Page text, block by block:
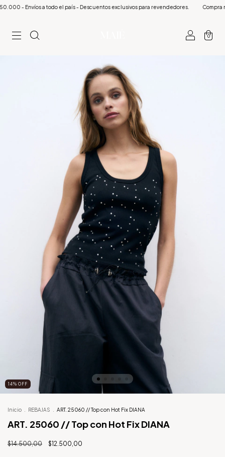
- Envíos a todo el país - Descuentos exclusivos para revendedores. Compra
0
14% OFF
Inicio REBAJAS ART. 25060 // Top con Hot Fix DIANA
ART. 25060 // Top con Hot Fix DIANA
$14.500,00 $12.500,00